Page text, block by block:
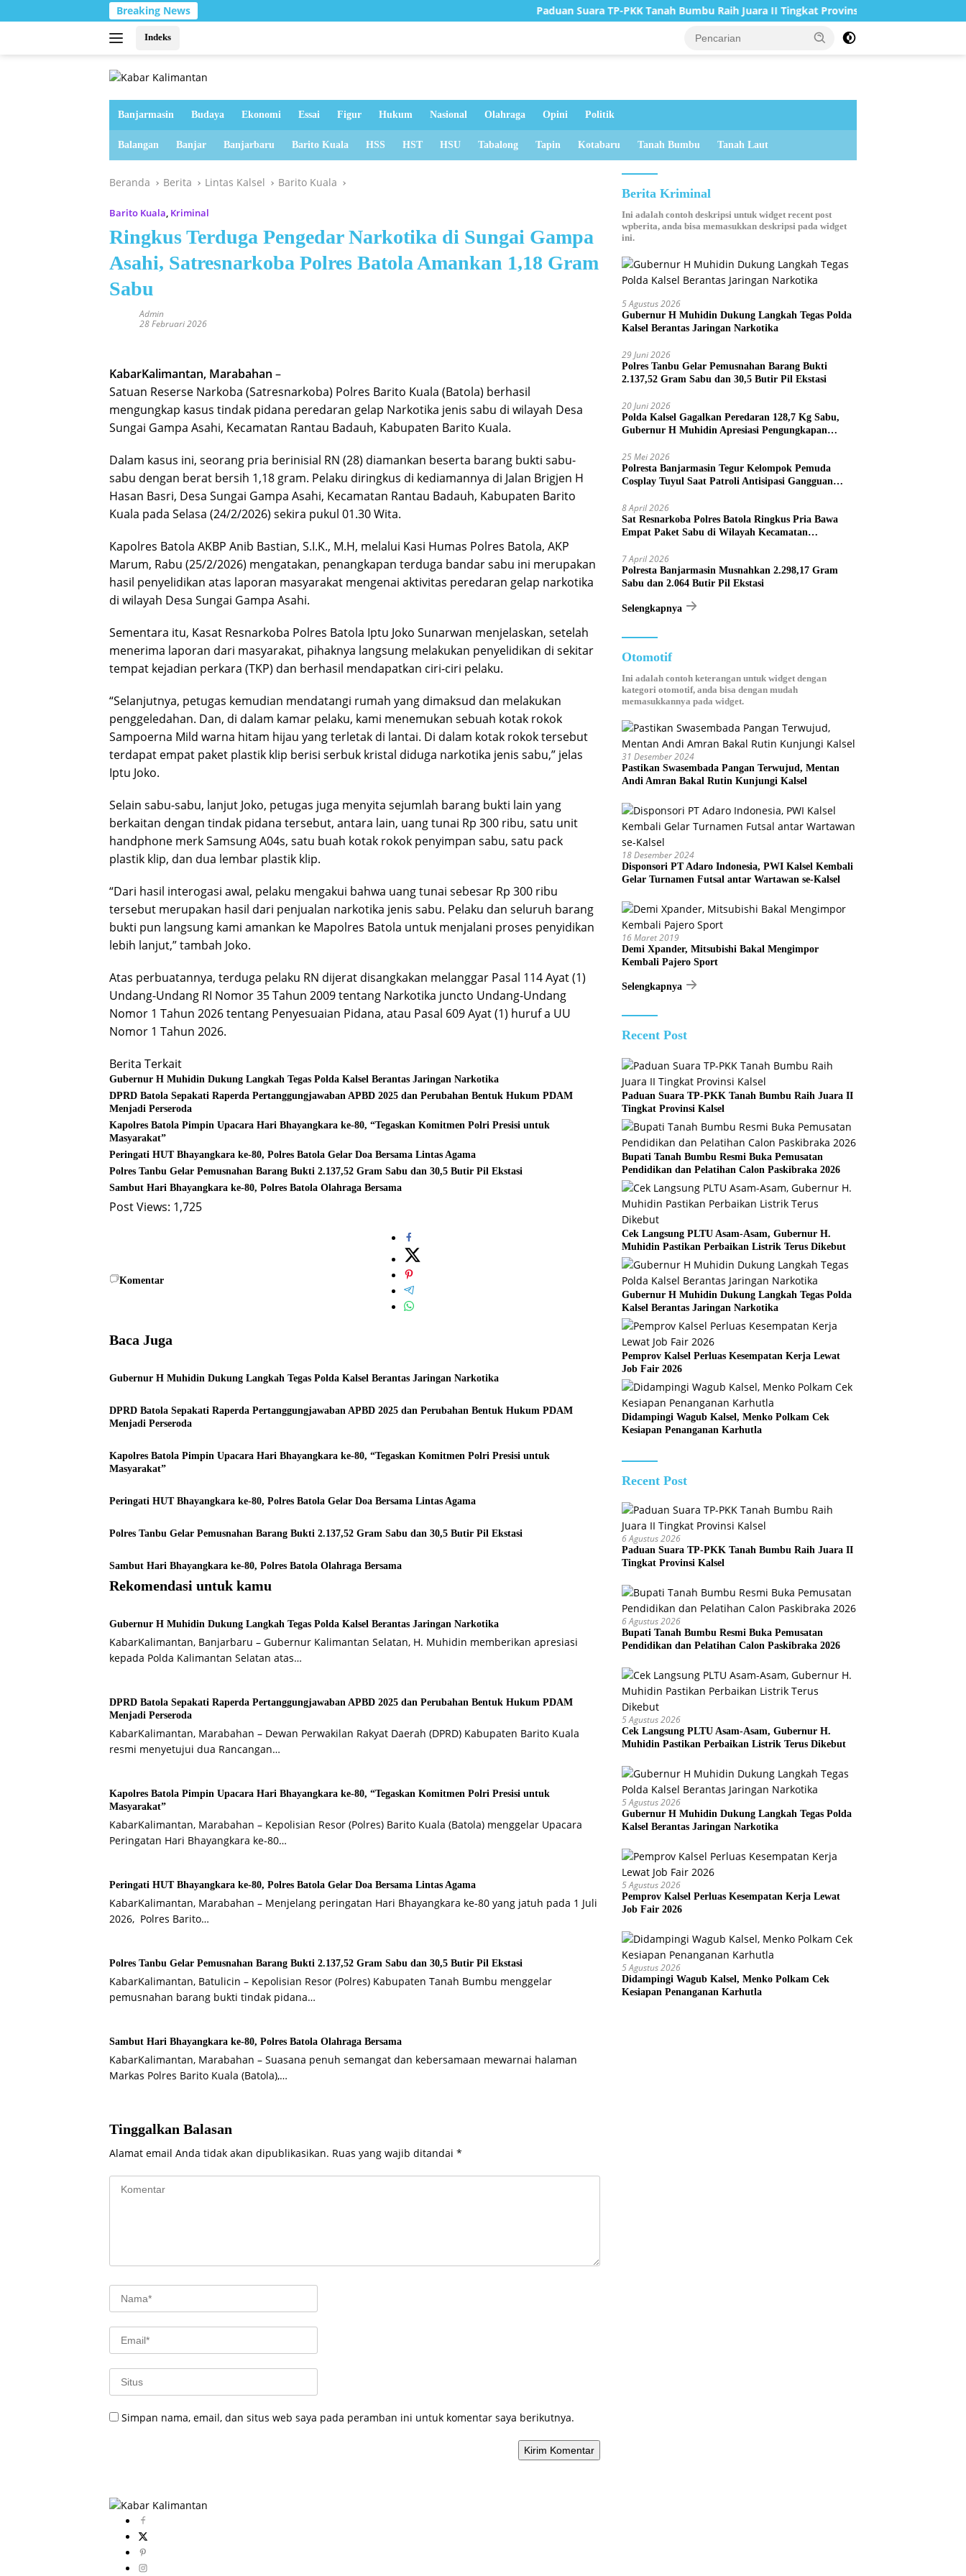
ke
Breaking News Paduan Suara TP-PKK Tanah Bumbu Raih Juara II Tingkat Provinsi Kalsel
Indeks
Banjarmasin Budaya Ekonomi Essai Figur Hukum Nasional Olahraga Opini Politik
Balangan Banjar Banjarbaru Barito Kuala HSS HST HSU Tabalong Tapin Kotabaru Tanah Bumbu Tanah Laut
Beranda Berita Lintas Kalsel Barito Kuala
Barito Kuala, Kriminal
Ringkus Terduga Pengedar Narkotika di Sungai Gampa
Asahi, Satresnarkoba Polres Batola Amankan 1,18 Gram
Sabu
Admin
28 Februari 2026
KabarKalimantan, Marabahan –
Satuan Reserse Narkoba (Satresnarkoba) Polres Barito Kuala (Batola) berhasil
mengungkap kasus tindak pidana peredaran gelap Narkotika jenis sabu di wilayah Desa
Sungai Gampa Asahi, Kecamatan Rantau Badauh, Kabupaten Barito Kuala.
Dalam kasus ini, seorang pria berinisial RN (28) diamankan beserta barang bukti sabu-
sabu dengan berat bersih 1,18 gram. Pelaku diringkus di kediamannya di Jalan Brigjen H
Hasan Basri, Desa Sungai Gampa Asahi, Kecamatan Rantau Badauh, Kabupaten Barito
Kuala pada Selasa (24/2/2026) sekira pukul 01.30 Wita.
Kapolres Batola AKBP Anib Bastian, S.I.K., M.H, melalui Kasi Humas Polres Batola, AKP
Marum, Rabu (25/2/2026) mengatakan, penangkapan terduga bandar sabu ini merupakan
hasil penyelidikan atas laporan masyarakat mengenai aktivitas peredaran gelap narkotika
di wilayah Desa Sungai Gampa Asahi.
Sementara itu, Kasat Resnarkoba Polres Batola Iptu Joko Sunarwan menjelaskan, setelah
menerima laporan dari masyarakat, pihaknya langsung melakukan penyelidikan di sekitar
tempat kejadian perkara (TKP) dan berhasil mendapatkan ciri-ciri pelaku.
“Selanjutnya, petugas kemudian mendatangi rumah yang dimaksud dan melakukan
penggeledahan. Dan, di dalam kamar pelaku, kami menemukan sebuah kotak rokok
Sampoerna Mild warna hitam hijau yang terletak di lantai. Di dalam kotak rokok tersebut
terdapat empat paket plastik klip berisi serbuk kristal diduga narkotika jenis sabu,” jelas
Iptu Joko.
Selain sabu-sabu, lanjut Joko, petugas juga menyita sejumlah barang bukti lain yang
berkaitan dengan tindak pidana tersebut, antara lain, uang tunai Rp 300 ribu, satu unit
handphone merk Samsung A04s, satu buah kotak rokok penyimpan sabu, satu pack
plastik klip, dan dua lembar plastik klip.
“Dari hasil interogasi awal, pelaku mengakui bahwa uang tunai sebesar Rp 300 ribu
tersebut merupakan hasil dari penjualan narkotika jenis sabu. Pelaku dan seluruh barang
bukti pun langsung kami amankan ke Mapolres Batola untuk menjalani proses penyidikan
lebih lanjut,” tambah Joko.
Atas perbuatannya, terduga pelaku RN dijerat disangkakan melanggar Pasal 114 Ayat (1)
Undang-Undang RI Nomor 35 Tahun 2009 tentang Narkotika juncto Undang-Undang
Nomor 1 Tahun 2026 tentang Penyesuaian Pidana, atau Pasal 609 Ayat (1) huruf a UU
Nomor 1 Tahun 2026.
Berita Terkait
Gubernur H Muhidin Dukung Langkah Tegas Polda Kalsel Berantas Jaringan Narkotika
DPRD Batola Sepakati Raperda Pertanggungjawaban APBD 2025 dan Perubahan Bentuk Hukum PDAM
Menjadi Perseroda
Kapolres Batola Pimpin Upacara Hari Bhayangkara ke-80, “Tegaskan Komitmen Polri Presisi untuk
Masyarakat”
Peringati HUT Bhayangkara ke-80, Polres Batola Gelar Doa Bersama Lintas Agama
Polres Tanbu Gelar Pemusnahan Barang Bukti 2.137,52 Gram Sabu dan 30,5 Butir Pil Ekstasi
Sambut Hari Bhayangkara ke-80, Polres Batola Olahraga Bersama
Post Views: 1,725
Komentar
Baca Juga
Gubernur H Muhidin Dukung Langkah Tegas Polda Kalsel Berantas Jaringan Narkotika
DPRD Batola Sepakati Raperda Pertanggungjawaban APBD 2025 dan Perubahan Bentuk Hukum PDAM
Menjadi Perseroda
Kapolres Batola Pimpin Upacara Hari Bhayangkara ke-80, “Tegaskan Komitmen Polri Presisi untuk
Masyarakat”
Peringati HUT Bhayangkara ke-80, Polres Batola Gelar Doa Bersama Lintas Agama
Polres Tanbu Gelar Pemusnahan Barang Bukti 2.137,52 Gram Sabu dan 30,5 Butir Pil Ekstasi
Sambut Hari Bhayangkara ke-80, Polres Batola Olahraga Bersama
Rekomendasi untuk kamu
Gubernur H Muhidin Dukung Langkah Tegas Polda Kalsel Berantas Jaringan Narkotika
KabarKalimantan, Banjarbaru – Gubernur Kalimantan Selatan, H. Muhidin memberikan apresiasi
kepada Polda Kalimantan Selatan atas…
DPRD Batola Sepakati Raperda Pertanggungjawaban APBD 2025 dan Perubahan Bentuk Hukum PDAM
Menjadi Perseroda
KabarKalimantan, Marabahan – Dewan Perwakilan Rakyat Daerah (DPRD) Kabupaten Barito Kuala
resmi menyetujui dua Rancangan…
Kapolres Batola Pimpin Upacara Hari Bhayangkara ke-80, “Tegaskan Komitmen Polri Presisi untuk
Masyarakat”
KabarKalimantan, Marabahan – Kepolisian Resor (Polres) Barito Kuala (Batola) menggelar Upacara
Peringatan Hari Bhayangkara ke-80…
Peringati HUT Bhayangkara ke-80, Polres Batola Gelar Doa Bersama Lintas Agama
KabarKalimantan, Marabahan – ​Menjelang peringatan Hari Bhayangkara ke-80 yang jatuh pada 1 Juli
2026, Polres Barito…
Polres Tanbu Gelar Pemusnahan Barang Bukti 2.137,52 Gram Sabu dan 30,5 Butir Pil Ekstasi
KabarKalimantan, Batulicin – Kepolisian Resor (Polres) Kabupaten Tanah Bumbu menggelar
pemusnahan barang bukti tindak pidana…
Sambut Hari Bhayangkara ke-80, Polres Batola Olahraga Bersama
KabarKalimantan, Marabahan – Suasana penuh semangat dan kebersamaan mewarnai halaman
Markas Polres Barito Kuala (Batola),…
Tinggalkan Balasan
Alamat email Anda tidak akan dipublikasikan. Ruas yang wajib ditandai *
Simpan nama, email, dan situs web saya pada peramban ini untuk komentar saya berikutnya.
Berita Kriminal
Ini adalah contoh deskripsi untuk widget recent post
wpberita, anda bisa memasukkan deskripsi pada widget
ini.
5 Agustus 2026
Gubernur H Muhidin Dukung Langkah Tegas Polda
Kalsel Berantas Jaringan Narkotika
29 Juni 2026
Polres Tanbu Gelar Pemusnahan Barang Bukti
2.137,52 Gram Sabu dan 30,5 Butir Pil Ekstasi
20 Juni 2026
Polda Kalsel Gagalkan Peredaran 128,7 Kg Sabu,
Gubernur H Muhidin Apresiasi Pengungkapan
25 Mei 2026
Polresta Banjarmasin Tegur Kelompok Pemuda
Cosplay Tuyul Saat Patroli Antisipasi Gangguan
8 April 2026
Sat Resnarkoba Polres Batola Ringkus Pria Bawa
Empat Paket Sabu di Wilayah Kecamatan
7 April 2026
Polresta Banjarmasin Musnahkan 2.298,17 Gram
Sabu dan 2.064 Butir Pil Ekstasi
Selengkapnya
Otomotif
Ini adalah contoh keterangan untuk widget dengan
kategori otomotif, anda bisa dengan mudah
memasukkannya pada widget.
31 Desember 2024
Pastikan Swasembada Pangan Terwujud, Mentan
Andi Amran Bakal Rutin Kunjungi Kalsel
18 Desember 2024
Disponsori PT Adaro Indonesia, PWI Kalsel Kembali
Gelar Turnamen Futsal antar Wartawan se-Kalsel
16 Maret 2019
Demi Xpander, Mitsubishi Bakal Mengimpor
Kembali Pajero Sport
Selengkapnya
Recent Post
Paduan Suara TP-PKK Tanah Bumbu Raih Juara II
Tingkat Provinsi Kalsel
Bupati Tanah Bumbu Resmi Buka Pemusatan
Pendidikan dan Pelatihan Calon Paskibraka 2026
Cek Langsung PLTU Asam-Asam, Gubernur H.
Muhidin Pastikan Perbaikan Listrik Terus Dikebut
Gubernur H Muhidin Dukung Langkah Tegas Polda
Kalsel Berantas Jaringan Narkotika
Pemprov Kalsel Perluas Kesempatan Kerja Lewat
Job Fair 2026
Didampingi Wagub Kalsel, Menko Polkam Cek
Kesiapan Penanganan Karhutla
Recent Post
6 Agustus 2026
Paduan Suara TP-PKK Tanah Bumbu Raih Juara II
Tingkat Provinsi Kalsel
6 Agustus 2026
Bupati Tanah Bumbu Resmi Buka Pemusatan
Pendidikan dan Pelatihan Calon Paskibraka 2026
5 Agustus 2026
Cek Langsung PLTU Asam-Asam, Gubernur H.
Muhidin Pastikan Perbaikan Listrik Terus Dikebut
5 Agustus 2026
Gubernur H Muhidin Dukung Langkah Tegas Polda
Kalsel Berantas Jaringan Narkotika
5 Agustus 2026
Pemprov Kalsel Perluas Kesempatan Kerja Lewat
Job Fair 2026
5 Agustus 2026
Didampingi Wagub Kalsel, Menko Polkam Cek
Kesiapan Penanganan Karhutla